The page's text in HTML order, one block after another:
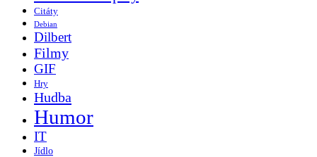
Citáty
Debian
Dilbert
Filmy
GIF
Hry
Hudba
Humor
IT
Jídlo